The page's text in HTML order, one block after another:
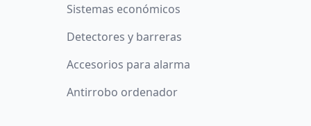
Sistemas económicos
Detectores y barreras
Accesorios para alarma
Antirrobo ordenador